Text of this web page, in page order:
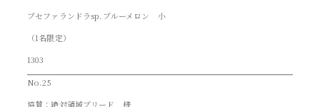
ブセファランドラsp.ブルーメロン 小
（1名限定）
1303
No.25
協賛：絶対領域ブリード 様